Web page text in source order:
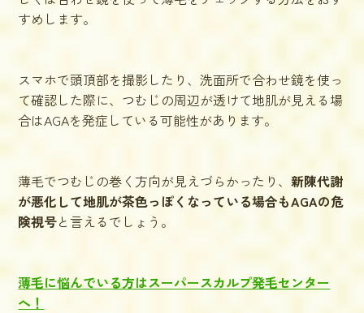
すめします。
スマホで頭頂部を撮影したり、洗面所で合わせ鏡を使っ
て確認した際に、つむじの周辺が透けて地肌が見える場
合はAGAを発症している可能性があります。
薄毛でつむじの巻く方向が見えづらかったり、新陳代謝
が悪化して地肌が茶色っぽくなっている場合もAGAの危
険視号と言えるでしょう。
薄毛に悩んでいる方はスーパースカルプ発毛センター
へ！